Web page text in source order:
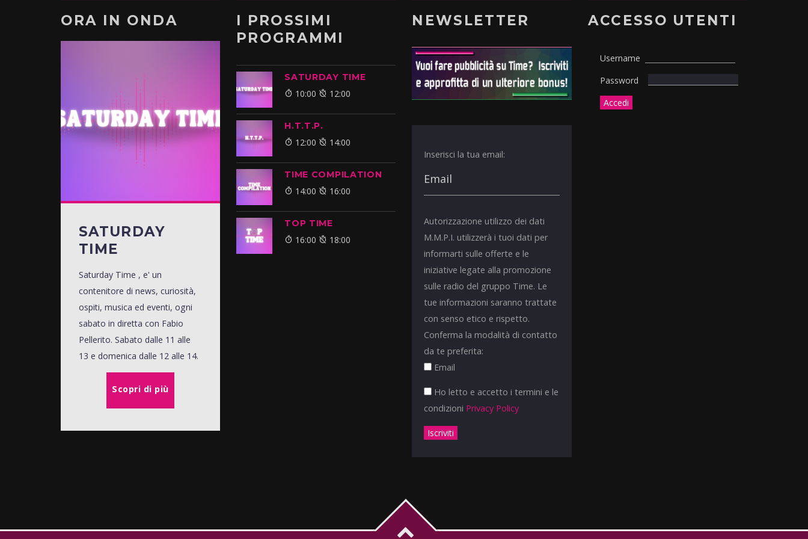
ORA IN ONDA
SATURDAY
TIME
Saturday Time , e' un
contenitore di news, curiosità,
ospiti, musica ed eventi, ogni
sabato in diretta con Fabio
Pellerito. Sabato dalle 11 alle
13 e domenica dalle 12 alle 14.
Scopri di più
I PROSSIMI
PROGRAMMI
SATURDAY TIME
10:00 12:00
H.T.T.P.
12:00 14:00
TIME COMPILATION
14:00 16:00
TOP TIME
16:00 18:00
NEWSLETTER
Inserisci la tua email:
Autorizzazione utilizzo dei dati
M.M.P.I. utilizzerà i tuoi dati per
informarti sulle offerte e le
iniziative legate alla promozione
sulle radio del gruppo Time. Le
tue informazioni saranno trattate
con senso etico e rispetto.
Conferma la modalità di contatto
da te preferita:
Email
Ho letto e accetto i termini e le
condizioni Privacy Policy
ACCESSO UTENTI
Username
Password